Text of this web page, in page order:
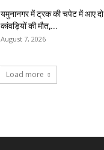
यमुनानगर में ट्रक की चपेट में आए दो
कांवड़ियों की मौत,...
August 7, 2026
Load more